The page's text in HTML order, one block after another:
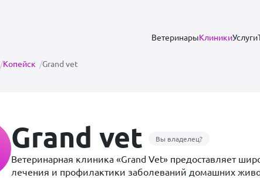
ВетеринарыКлиникиУслуги
/Копейск /Grand vet
Grand vet Вы владелец?
Ветеринарная клиника «Grand Vet» предоставляет
лечения и профилактики заболеваний домашних